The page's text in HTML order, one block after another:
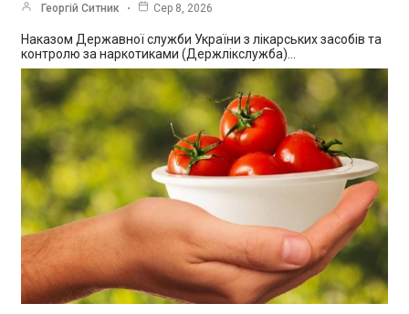
Георгій Ситник Сер 8, 2026
Наказом Державної служби України з лікарських засобів та
контролю за наркотиками (Держлікслужба)…